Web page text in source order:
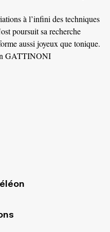
à l’infini des techniques
poursuit sa recherche
aussi joyeux que tonique.
GATTINONI